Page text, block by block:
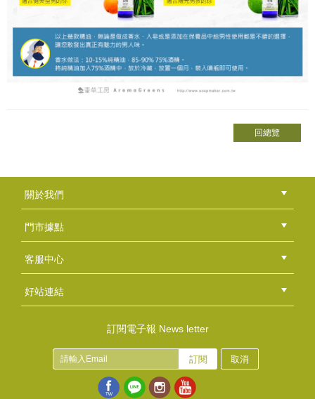
回總覽
關於我們
公司簡介
品牌故事
最新消息
隱私權聲明
版權聲明
門市據點
總部
北區
中區
南區
東區
海外
客服中心
會員等級
購物流程
訂單查詢
常見問題
海外訂購流程
連絡我們
下載專區
紅利點數
好站連結
訂閱電子報 News letter
訂閱 取消